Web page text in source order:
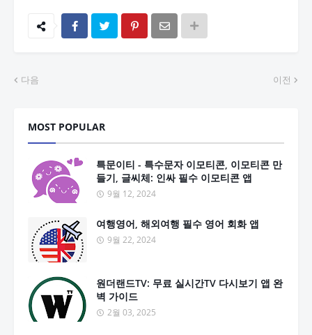
다음 이전
MOST POPULAR
특문이티 - 특수문자 이모티콘, 이모티콘 만
들기, 글씨체: 인싸 필수 이모티콘 앱
9월 12, 2024
여행영어, 해외여행 필수 영어 회화 앱
9월 22, 2024
원더랜드TV: 무료 실시간TV 다시보기 앱 완
벽 가이드
2월 03, 2025